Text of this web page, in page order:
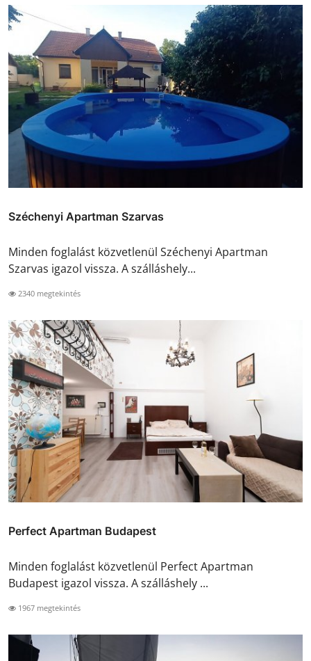
Széchenyi Apartman Szarvas
Minden foglalást közvetlenül Széchenyi Apartman
Szarvas igazol vissza. A szálláshely...
2340 megtekintés
Perfect Apartman Budapest
Minden foglalást közvetlenül Perfect Apartman
Budapest igazol vissza. A szálláshely ...
1967 megtekintés